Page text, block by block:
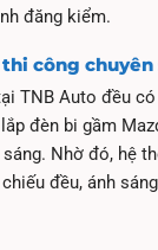
đăng kiểm.
công chuyên
TNB Auto đều
đèn bi gầm
Nhờ đó, hệ
đều, ánh